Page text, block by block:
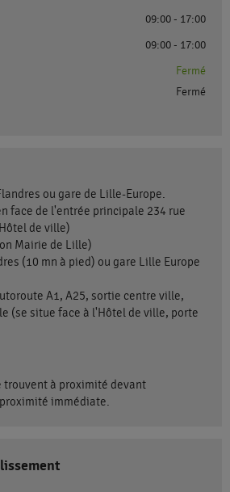
09:00 - 17:00
09:00 - 17:00
Fermé
Fermé
ou gare de Lille-Europe.
face de l'entrée principale 234 rue
de ville)
Mairie de Lille)
(10 mn à pied) ou gare Lille Europe
A1, A25, sortie centre ville,
(se situe face à l'Hôtel de ville, porte
trouvent à proximité devant
immédiate.